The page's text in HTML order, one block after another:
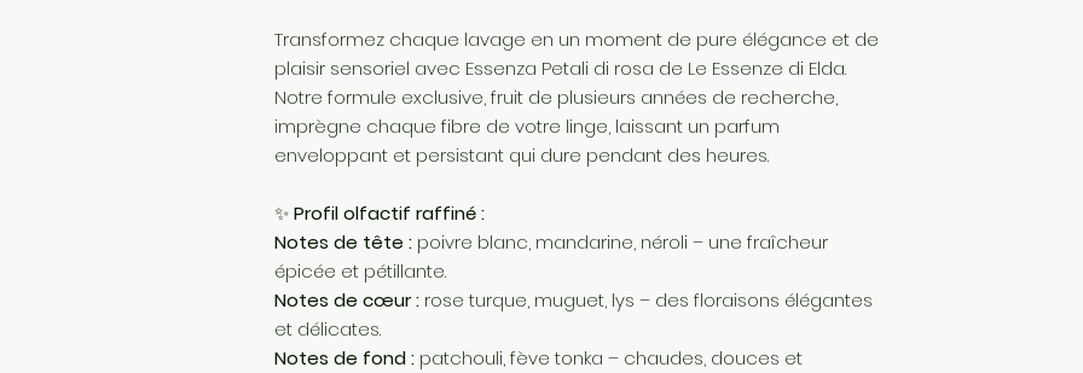
Transformez chaque lavage en un moment de pure élégance et de
plaisir sensoriel avec Essenza Petali di rosa de Le Essenze di Elda.
Notre formule exclusive, fruit de plusieurs années de recherche,
imprègne chaque fibre de votre linge, laissant un parfum
enveloppant et persistant qui dure pendant des heures.
✨Profil olfactif raffiné :
Notes de tête : poivre blanc, mandarine, néroli – une fraîcheur
épicée et pétillante.
Notes de cœur : rose turque, muguet, lys – des floraisons élégantes
et délicates.
Notes de fond : patchouli, fève tonka – chaudes, douces et